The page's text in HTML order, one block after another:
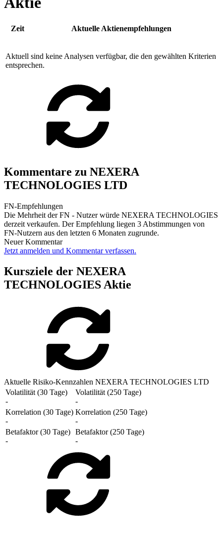
Zeit Aktuelle Aktienempfehlungen
Aktuell sind keine Analysen verfügbar, die den gewählten Kriterien
entsprechen.
Kommentare zu NEXERA
TECHNOLOGIES LTD
FN-Empfehlungen
Die Mehrheit der FN - Nutzer würde NEXERA TECHNOLOGIES
derzeit verkaufen. Der Empfehlung liegen 3 Abstimmungen von
FN-Nutzern aus den letzten 6 Monaten zugrunde.
Neuer Kommentar
Jetzt anmelden und Kommentar verfassen.
Kursziele der NEXERA
TECHNOLOGIES Aktie
Aktuelle Risiko-Kennzahlen NEXERA TECHNOLOGIES LTD
Volatilität (30 Tage)
-
Volatilität (250 Tage)
-
Korrelation (30 Tage)
-
Korrelation (250 Tage)
-
Betafaktor (30 Tage)
-
Betafaktor (250 Tage)
-